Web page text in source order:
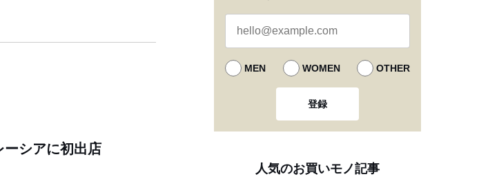
ーシアに初出店
MEN WOMEN OTHER
登録
人気のお買いモノ記事